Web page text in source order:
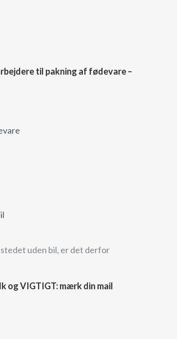
til pakning af fødevare –
uden bil, er det derfor
og VIGTIGT: mærk din mail